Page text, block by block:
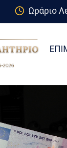
Ωράριο